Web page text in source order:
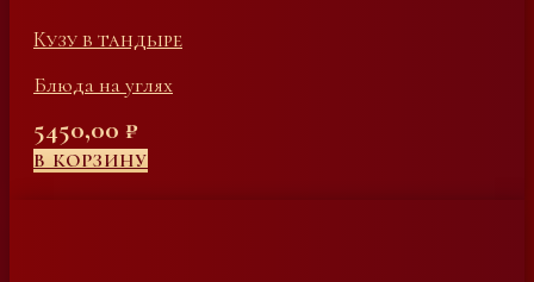
Кузу в тандыре
Блюда на углях
5450,00 ₽
В КОРЗИНУ